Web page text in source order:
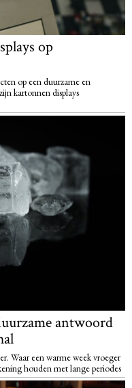
op
op een duurzame en
kartonnen displays
antwoord
Waar een warme week vroeger
houden met lange periodes